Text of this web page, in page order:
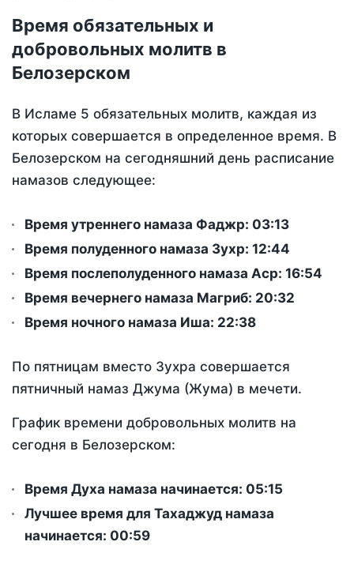
Время обязательных и
добровольных молитв в
Белозерском
В Исламе 5 обязательных молитв, каждая из
которых совершается в определенное время. В
Белозерском на сегодняшний день расписание
намазов следующее:
Время утреннего намаза Фаджр: 03:13
Время полуденного намаза Зухр: 12:44
Время послеполуденного намаза Аср: 16:54
Время вечернего намаза Магриб: 20:32
Время ночного намаза Иша: 22:38
По пятницам вместо Зухра совершается
пятничный намаз Джума (Жума) в мечети.
График времени добровольных молитв на
сегодня в Белозерском:
Время Духа намаза начинается: 05:15
Лучшее время для Тахаджуд намаза
начинается: 00:59